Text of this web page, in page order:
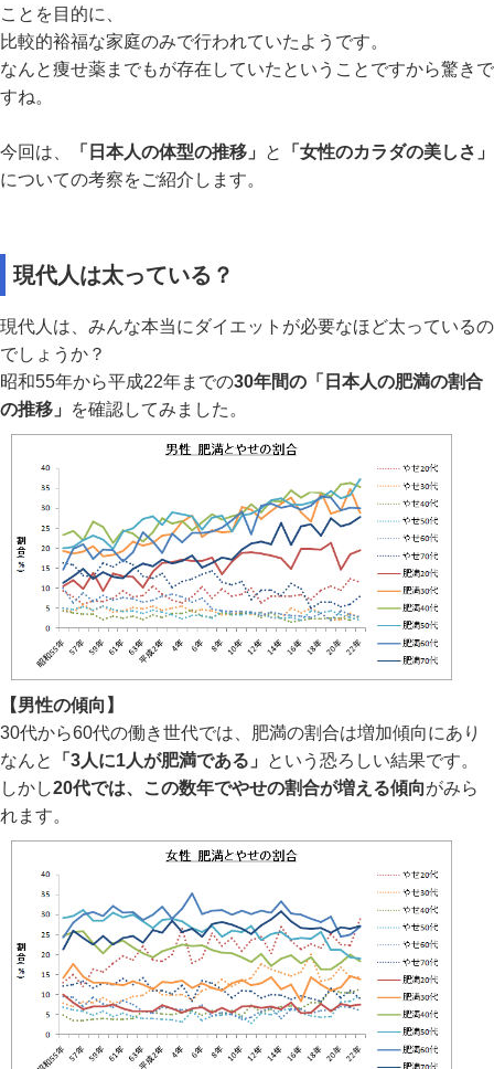
ことを目的に、
比較的裕福な家庭のみで行われていたようです。
なんと痩せ薬までもが存在していたということですから驚きで
すね。
今回は、 「日本人の体型の推移」 と
「女性のカラダの美しさ」
についての考察をご紹介します。
現代人は太っている？
現代人は、みんな本当にダイエットが必要なほど太っているの
でしょうか？
昭和55年から平成22年までの30年間の「日本人の肥満の割合
の推移」
を確認してみました。
【男性の傾向】
30代から60代の働き世代では、肥満の割合は増加傾向にあり
なんと
「3人に1人が肥満である」
という恐ろしい結果です。
しかし20代では、この数年でやせの割合が増える傾向がみら
れます。